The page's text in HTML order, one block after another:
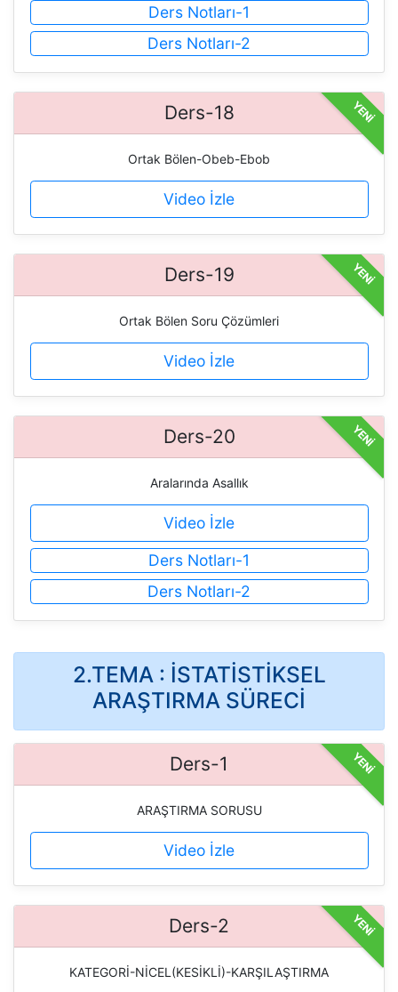
Ders Notları-1
Ders Notları-2
Ders-18 YENİ
Ortak Bölen-Obeb-Ebob
Video İzle
Ders-19 YENİ
Ortak Bölen Soru Çözümleri
Video İzle
Ders-20 YENİ
Aralarında Asallık
Video İzle
Ders Notları-1
Ders Notları-2
2.TEMA : İSTATİSTİKSEL
ARAŞTIRMA SÜRECİ
Ders-1 YENİ
ARAŞTIRMA SORUSU
Video İzle
Ders-2 YENİ
KATEGORİ-NİCEL(KESİKLİ)-KARŞILAŞTIRMA